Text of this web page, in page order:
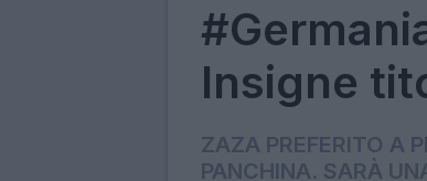
Insigne
ZAZA PREFERITO A
PANCHINA. SARÀ